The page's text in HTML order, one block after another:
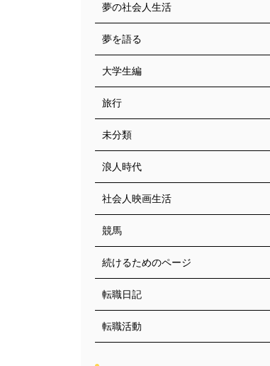
夢の社会人生活
夢を語る
大学生編
旅行
未分類
浪人時代
社会人映画生活
競馬
続けるためのページ
転職日記
転職活動